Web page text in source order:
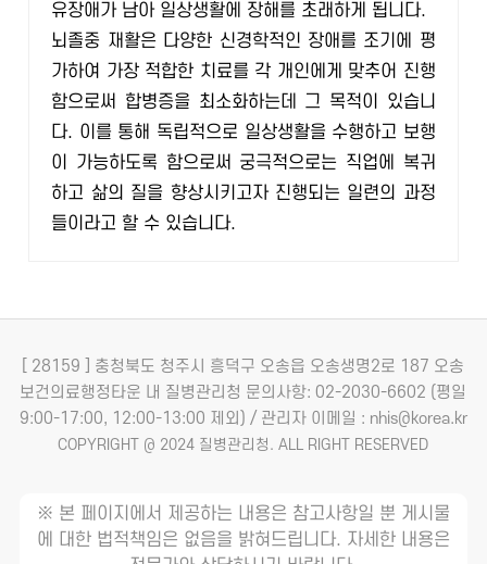
유장애가 남아 일상생활에 장해를 초래하게 됩니다.
뇌졸중 재활은 다양한 신경학적인 장애를 조기에 평
가하여 가장 적합한 치료를 각 개인에게 맞추어 진행
함으로써 합병증을 최소화하는데 그 목적이 있습니
다. 이를 통해 독립적으로 일상생활을 수행하고 보행
이 가능하도록 함으로써 궁극적으로는 직업에 복귀
하고 삶의 질을 향상시키고자 진행되는 일련의 과정
들이라고 할 수 있습니다.
[ 28159 ] 충청북도 청주시 흥덕구 오송읍 오송생명2로 187 오송
보건의료행정타운 내 질병관리청 문의사항: 02-2030-6602 (평일
9:00-17:00, 12:00-13:00 제외) / 관리자 이메일 : nhis@korea.kr
COPYRIGHT @ 2024 질병관리청. ALL RIGHT RESERVED
※ 본 페이지에서 제공하는 내용은 참고사항일 뿐 게시물
에 대한 법적책임은 없음을 밝혀드립니다. 자세한 내용은